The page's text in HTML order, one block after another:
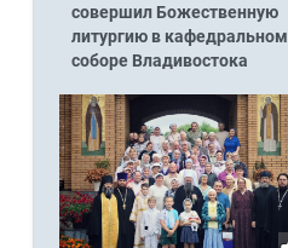
совершил Божественную
литургию в кафедральном
соборе Владивостока